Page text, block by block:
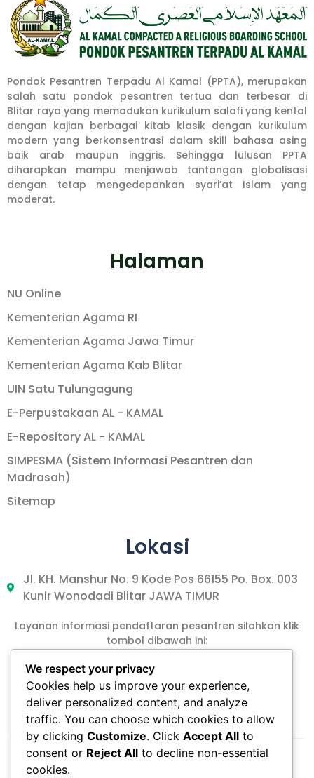
Pondok Pesantren Terpadu Al Kamal (PPTA), merupakan
salah satu pondok pesantren tertua dan terbesar di
Blitar raya yang memadukan kurikulum salafi yang kental
dengan kajian berbagai kitab klasik dengan kurikulum
modern yang berkonsentrasi dalam skill bahasa asing
baik arab maupun inggris. Sehingga lulusan PPTA
diharapkan mampu menjawab tantangan globalisasi
dengan tetap mengedepankan syari’at Islam yang
moderat.
Halaman
NU Online
Kementerian Agama RI
Kementerian Agama Jawa Timur
Kementerian Agama Kab Blitar
UIN Satu Tulungagung
E-Perpustakaan AL - KAMAL
E-Repository AL - KAMAL
SIMPESMA (Sistem Informasi Pesantren dan
Madrasah)
Sitemap
Lokasi
Jl. KH. Manshur No. 9 Kode Pos 66155 Po. Box. 003
Kunir Wonodadi Blitar JAWA TIMUR
Layanan informasi pendaftaran pesantren silahkan klik
tombol dibawah ini:
DAFTAR PPTA
We respect your privacy
Cookies help us improve your experience,
deliver personalized content, and analyze
traffic. You can choose which cookies to allow
by clicking Customize. Click Accept All to
consent or Reject All to decline non-essential
cookies.